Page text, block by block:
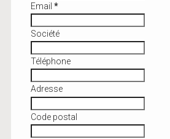
Email *
Société
Téléphone
Adresse
Code postal